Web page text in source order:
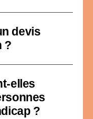
devis
?
elles
?